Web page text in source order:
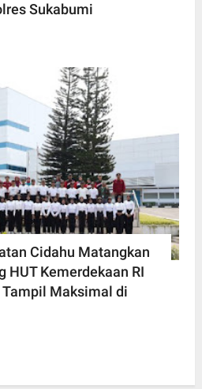
Sukabumi
Cidahu Matangkan
HUT Kemerdekaan RI
Tampil Maksimal di